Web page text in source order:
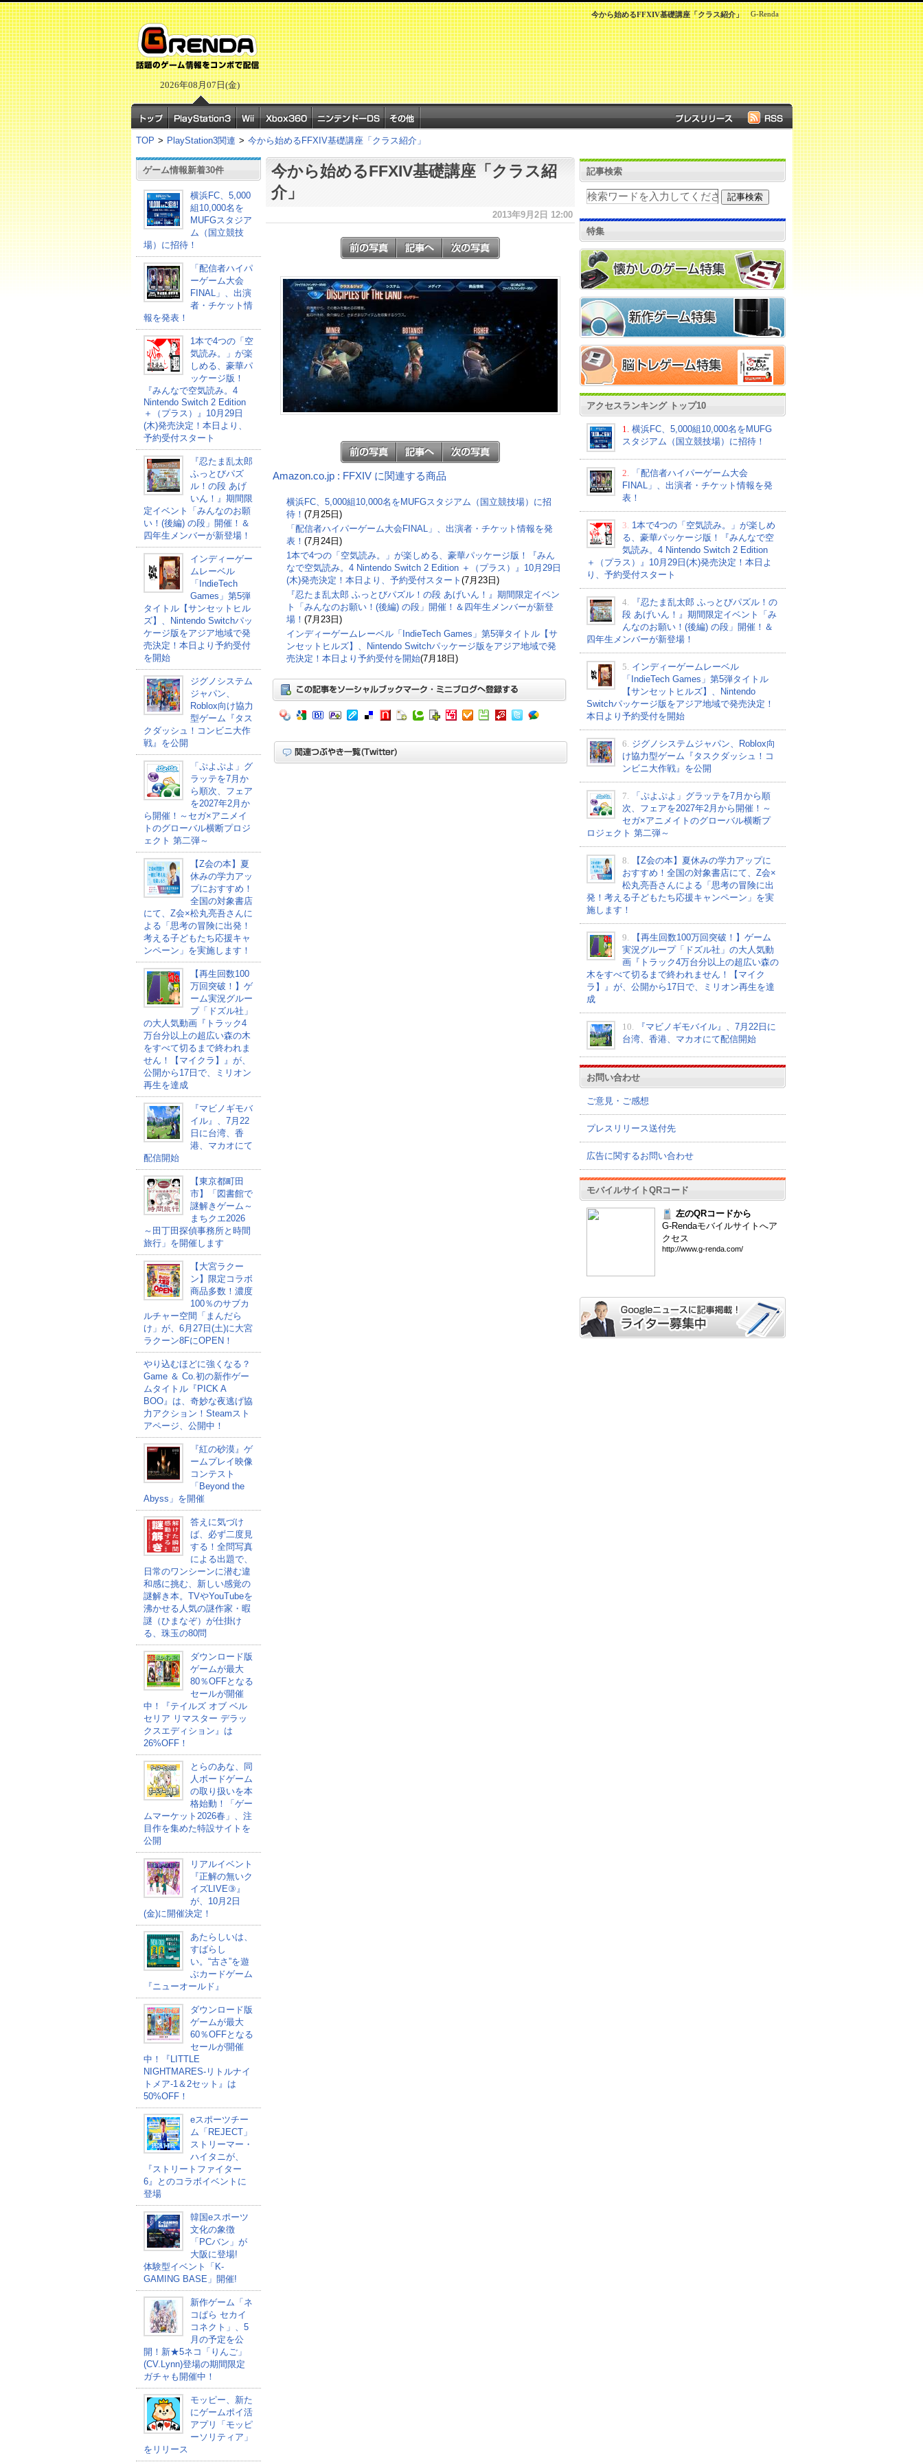
2026年08月07日(金)
G-Renda
今から始めるFFXIV基礎講座「クラス紹介」
TOP > PlayStation3関連 > 今から始めるFFXIV基礎講座「クラス紹介」
ゲーム情報新着30件
横浜FC、5,000
組10,000名を
MUFGスタジア
ム（国立競技
場）に招待！
「配信者ハイパ
ーゲーム大会
FINAL」、出演
者・チケット情
報を発表！
1本で4つの「空
気読み。」が楽
しめる、豪華パ
ッケージ版！
『みんなで空気読み。4
Nintendo Switch 2 Edition
＋（プラス）』10月29日
(木)発売決定！本日より、
予約受付スタート
『忍たま乱太郎
ふっとびパズ
ル！の段 あげ
いん！』期間限
定イベント「みんなのお願
い！(後編) の段」開催！＆
四年生メンバーが新登場！
インディーゲー
ムレーベル
「IndieTech
Games」第5弾
タイトル【サンセットヒル
ズ】、Nintendo Switchパッ
ケージ版をアジア地域で発
売決定！本日より予約受付
を開始
ジグノシステム
ジャパン、
Roblox向け協力
型ゲーム『タス
クダッシュ！コンビニ大作
戦』を公開
「ぷよぷよ」グ
ラッテを7月か
ら順次、フェア
を2027年2月か
ら開催！～セガ×アニメイ
トのグローバル横断プロジ
ェクト 第二弾～
【Z会の本】夏
休みの学力アッ
プにおすすめ！
全国の対象書店
にて、Z会×松丸亮吾さんに
よる「思考の冒険に出発！
考える子どもたち応援キャ
ンペーン」を実施します！
【再生回数100
万回突破！】ゲ
ーム実況グルー
プ「ドズル社」
の大人気動画『トラック4
万台分以上の超広い森の木
をすべて切るまで終われま
せん！【マイクラ】』が、
公開から17日で、ミリオン
再生を達成
『マビノギモバ
イル』、7月22
日に台湾、香
港、マカオにて
配信開始
【東京都町田
市】「図書館で
謎解きゲーム～
まちクエ2026
～田丁田探偵事務所と時間
旅行」を開催します
【大宮ラクー
ン】限定コラボ
商品多数！濃度
100％のサブカ
ルチャー空間「まんだら
け」が、6月27日(土)に大宮
ラクーン8FにOPEN！
やり込むほどに強くなる？
Game ＆ Co.初の新作ゲー
ムタイトル『PICK A
BOO』は、奇妙な夜逃げ協
力アクション！Steamスト
アページ、公開中！
『紅の砂漠』ゲ
ームプレイ映像
コンテスト
「Beyond the
Abyss」を開催
答えに気づけ
ば、必ず二度見
する！全問写真
による出題で、
日常のワンシーンに潜む違
和感に挑む、新しい感覚の
謎解き本。TVやYouTubeを
沸かせる人気の謎作家・暇
謎（ひまなぞ）が仕掛け
る、珠玉の80問
ダウンロード版
ゲームが最大
80％OFFとなる
セールが開催
中！『テイルズ オブ ベル
セリア リマスター デラッ
クスエディション』は
26%OFF！
とらのあな、同
人ボードゲーム
の取り扱いを本
格始動！「ゲー
ムマーケット2026春」、注
目作を集めた特設サイトを
公開
リアルイベント
『正解の無いク
イズLIVE③』
が、10月2日
(金)に開催決定！
あたらしいは、
すばらし
い。“古さ”を遊
ぶカードゲーム
『ニューオールド』
ダウンロード版
ゲームが最大
60％OFFとなる
セールが開催
中！『LITTLE
NIGHTMARES-リトルナイ
トメア-1＆2セット』は
50%OFF！
eスポーツチー
ム「REJECT」
ストリーマー・
ハイタニが、
『ストリートファイター
6』とのコラボイベントに
登場
韓国eスポーツ
文化の象徴
「PCバン」が
大阪に登場!
体験型イベント「K-
GAMING BASE」開催!
新作ゲーム「ネ
コぱら セカイ
コネクト」、5
月の予定を公
開！新★5ネコ「りんご」
(CV.Lynn)登場の期間限定
ガチャも開催中！
モッピー、新た
にゲームポイ活
アプリ「モッピ
ーソリティア」
をリリース
今から始めるFFXIV基礎講座「クラス紹
介」
2013年9月2日 12:00
Amazon.co.jp : FFXIV に関連する商品
横浜FC、5,000組10,000名をMUFGスタジアム（国立競技場）に招
待！ (7月25日)
「配信者ハイパーゲーム大会FINAL」、出演者・チケット情報を発
表！ (7月24日)
1本で4つの「空気読み。」が楽しめる、豪華パッケージ版！『みん
なで空気読み。4 Nintendo Switch 2 Edition ＋（プラス）』10月29日
(木)発売決定！本日より、予約受付スタート (7月23日)
『忍たま乱太郎 ふっとびパズル！の段 あげいん！』期間限定イベン
ト「みんなのお願い！(後編) の段」開催！＆四年生メンバーが新登
場！ (7月23日)
インディーゲームレーベル「IndieTech Games」第5弾タイトル【サ
ンセットヒルズ】、Nintendo Switchパッケージ版をアジア地域で発
売決定！本日より予約受付を開始(7月18日)
記事検索
特集
アクセスランキング トップ10
1.
横浜FC、5,000組10,000名をMUFG
スタジアム（国立競技場）に招待！
2.
「配信者ハイパーゲーム大会
FINAL」、出演者・チケット情報を発
表！
3. 1本で4つの「空気読み。」が楽しめ
る、豪華パッケージ版！『みんなで空
気読み。4 Nintendo Switch 2 Edition
＋（プラス）』10月29日(木)発売決定！本日よ
り、予約受付スタート
4.
『忍たま乱太郎 ふっとびパズル！の
段 あげいん！』期間限定イベント「み
んなのお願い！(後編) の段」開催！＆
四年生メンバーが新登場！
5. インディーゲームレーベル
「IndieTech Games」第5弾タイトル
【サンセットヒルズ】、Nintendo
Switchパッケージ版をアジア地域で発売決定！
本日より予約受付を開始
6. ジグノシステムジャパン、Roblox向
け協力型ゲーム『タスクダッシュ！コ
ンビニ大作戦』を公開
7.
「ぷよぷよ」グラッテを7月から順
次、フェアを2027年2月から開催！～
セガ×アニメイトのグローバル横断プ
ロジェクト 第二弾～
8.
【Z会の本】夏休みの学力アップに
おすすめ！全国の対象書店にて、Z会×
松丸亮吾さんによる「思考の冒険に出
発！考える子どもたち応援キャンペーン」を実
施します！
9.
【再生回数100万回突破！】ゲーム
実況グループ「ドズル社」の大人気動
画『トラック4万台分以上の超広い森の
木をすべて切るまで終われません！【マイク
ラ】』が、公開から17日で、ミリオン再生を達
成
10.
『マビノギモバイル』、7月22日に
台湾、香港、マカオにて配信開始
お問い合わせ
ご意見・ご感想
プレスリリース送付先
広告に関するお問い合わせ
モバイルサイトQRコード
左のQRコードから
G-Rendaモバイルサイトへア
クセス
http://www.g-renda.com/